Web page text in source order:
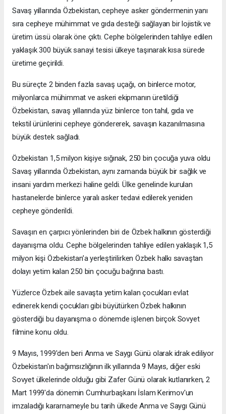
Savaş yıllarında Özbekistan, cepheye asker göndermenin yanı
sıra cepheye mühimmat ve gıda desteği sağlayan bir lojistik ve
üretim üssü olarak öne çıktı. Cephe bölgelerinden tahliye edilen
yaklaşık 300 büyük sanayi tesisi ülkeye taşınarak kısa sürede
üretime geçirildi.
Bu süreçte 2 binden fazla savaş uçağı, on binlerce motor,
milyonlarca mühimmat ve askeri ekipmanın üretildiği
Özbekistan, savaş yıllarında yüz binlerce ton tahıl, gıda ve
tekstil ürünlerini cepheye göndererek, savaşın kazanılmasına
büyük destek sağladı.
Özbekistan 1,5 milyon kişiye sığınak, 250 bin çocuğa yuva oldu
Savaş yıllarında Özbekistan, aynı zamanda büyük bir sağlık ve
insani yardım merkezi haline geldi. Ülke genelinde kurulan
hastanelerde binlerce yaralı asker tedavi edilerek yeniden
cepheye gönderildi.
Savaşın en çarpıcı yönlerinden biri de Özbek halkının gösterdiği
dayanışma oldu. Cephe bölgelerinden tahliye edilen yaklaşık 1,5
milyon kişi Özbekistan’a yerleştirilirken Özbek halkı savaştan
dolayı yetim kalan 250 bin çocuğu bağrına bastı.
Yüzlerce Özbek aile savaşta yetim kalan çocukları evlat
edinerek kendi çocukları gibi büyütürken Özbek halkının
gösterdiği bu dayanışma o dönemde işlenen birçok Sovyet
filmine konu oldu.
9 Mayıs, 1999'den beri Anma ve Saygı Günü olarak idrak ediliyor
Özbekistan'ın bağımsızlığının ilk yıllarında 9 Mayıs, diğer eski
Sovyet ülkelerinde olduğu gibi Zafer Günü olarak kutlanırken, 2
Mart 1999'da dönemin Cumhurbaşkanı İslam Kerimov'un
imzaladığı kararnameyle bu tarih ülkede Anma ve Saygı Günü